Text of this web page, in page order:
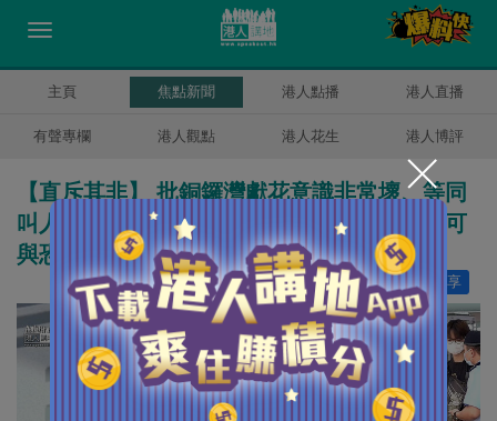
主頁 焦點新聞 港人點播 港人直播
有聲專欄 港人觀點 港人花生 港人博評
【直斥其非】 批銅鑼灣獻花意識非常壞、等同
叫人繼續恐怖活動 李家超：不滿政府施政不可
與恐怖活動混為一談
分享
讚好 29